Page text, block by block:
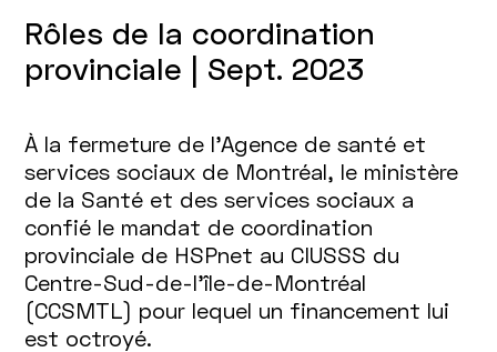
Rôles de la coordination
provinciale | Sept. 2023
À la fermeture de l’Agence de santé et
services sociaux de Montréal, le ministère
de la Santé et des services sociaux a
confié le mandat de coordination
provinciale de HSPnet au CIUSSS du
Centre-Sud-de-l’île-de-Montréal
(CCSMTL) pour lequel un financement lui
est octroyé.